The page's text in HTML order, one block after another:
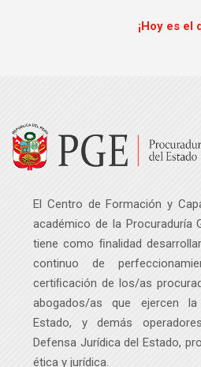
¡Hoy es el
Página Principal
Mis Eventos Académicos
Investigación aplicada -
Programas académicos
El Centro de Formación y
académico de la Procuraduría
tiene como ﬁnalidad
continuo de
certiﬁcación de los/as
abogados/as que ejercen la
Estado, y demás operadores
Defensa Jurídica del Estado,
ética y jurídica.